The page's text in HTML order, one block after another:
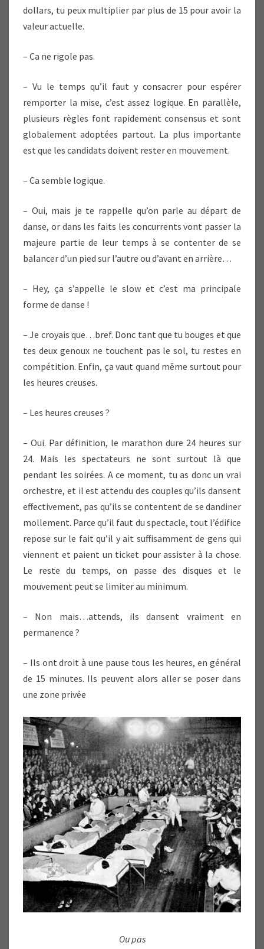
dollars, tu peux multiplier par plus de 15 pour avoir la
valeur actuelle.
– Ca ne rigole pas.
– Vu le temps qu’il faut y consacrer pour espérer
remporter la mise, c’est assez logique. En parallèle,
plusieurs règles font rapidement consensus et sont
globalement adoptées partout. La plus importante
est que les candidats doivent rester en mouvement.
– Ca semble logique.
– Oui, mais je te rappelle qu’on parle au départ de
danse, or dans les faits les concurrents vont passer la
majeure partie de leur temps à se contenter de se
balancer d’un pied sur l’autre ou d’avant en arrière…
– Hey, ça s’appelle le slow et c’est ma principale
forme de danse !
– Je croyais que…bref. Donc tant que tu bouges et que
tes deux genoux ne touchent pas le sol, tu restes en
compétition. Enfin, ça vaut quand même surtout pour
les heures creuses.
– Les heures creuses ?
– Oui. Par définition, le marathon dure 24 heures sur
24. Mais les spectateurs ne sont surtout là que
pendant les soirées. A ce moment, tu as donc un vrai
orchestre, et il est attendu des couples qu’ils dansent
effectivement, pas qu’ils se contentent de se dandiner
mollement. Parce qu’il faut du spectacle, tout l’édifice
repose sur le fait qu’il y ait suffisamment de gens qui
viennent et paient un ticket pour assister à la chose.
Le reste du temps, on passe des disques et le
mouvement peut se limiter au minimum.
– Non mais…attends, ils dansent vraiment en
permanence ?
– Ils ont droit à une pause tous les heures, en général
de 15 minutes. Ils peuvent alors aller se poser dans
une zone privée
Ou pas